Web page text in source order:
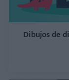
Dibujos de